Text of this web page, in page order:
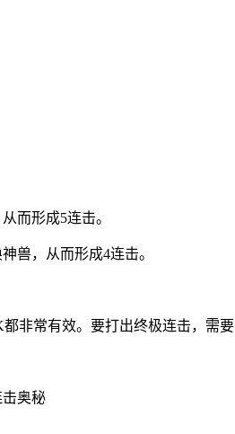
而形成5连击。
兽，从而形成4连击。
非常有效。要打出终极连击，需要